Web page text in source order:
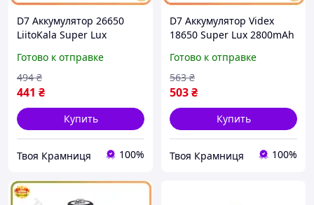
D7 Аккумулятор 26650
LiitoKala Super Lux
5000mAh литий-ионный
для электроники батарея
MOD58L
Готово к отправке
441 ₴
494 ₴
Купить
Твоя Крамниця 100%
D7 Аккумулятор Videx
18650 Super Lux 2800mAh
высокотоковый для
электроники и гаджето
MOD58L
Готово к отправке
503₴
563 ₴
Купить
Твоя Крамниця 100%